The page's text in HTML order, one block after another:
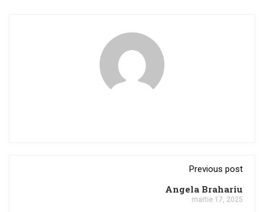
Previous post
Angela Brahariu
martie 17, 2025